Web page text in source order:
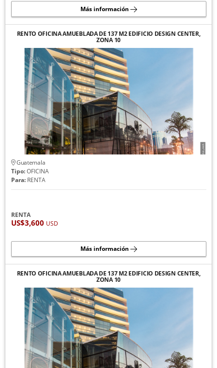
Más información
RENTO OFICINA AMUEBLADA DE 137 M2 EDIFICIO DESIGN CENTER,
ZONA 10
Guatemala
Tipo:OFICINA
Para:RENTA
RENTA
US$3,600 USD
Más información
RENTO OFICINA AMUEBLADA DE 137 M2 EDIFICIO DESIGN CENTER,
ZONA 10